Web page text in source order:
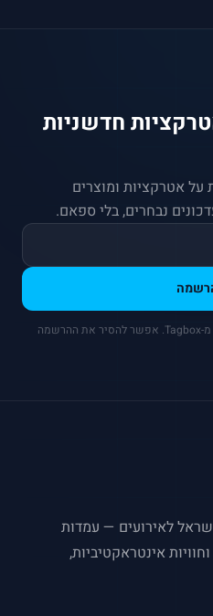
חדשניות
על אטרקציות ומוצרים
נבחרים, בלי ספאם.
בהרשמה אתם מאשרים קבלת עדכונים מ-Tagbox. אפשר להסיר את ההרשמה
לאירועים — עמדות
צילום חדשניות, אטרקציות AI וחוויות אינטראקטיביות,